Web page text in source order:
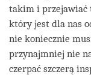
takim i przejawiać
który jest dla nas
nie koniecznie
przynajmniej nie
czerpać szczerą